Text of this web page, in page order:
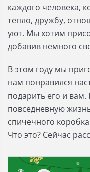
каждого человека,
тепло, дружбу,
уют. Мы хотим
добавив немного
В этом году мы
нам понравился
подарить его и вам.
повседневную
спичечного коробка
Что это? Сейчас